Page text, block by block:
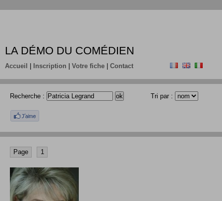
LA DÉMO DU COMÉDIEN
Accueil Inscription Votre fiche Contact
Recherche : Tri par :
Page 1